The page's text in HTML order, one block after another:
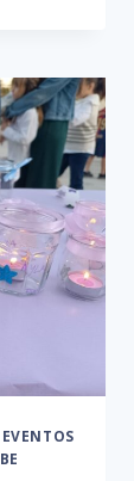
EVENTOS